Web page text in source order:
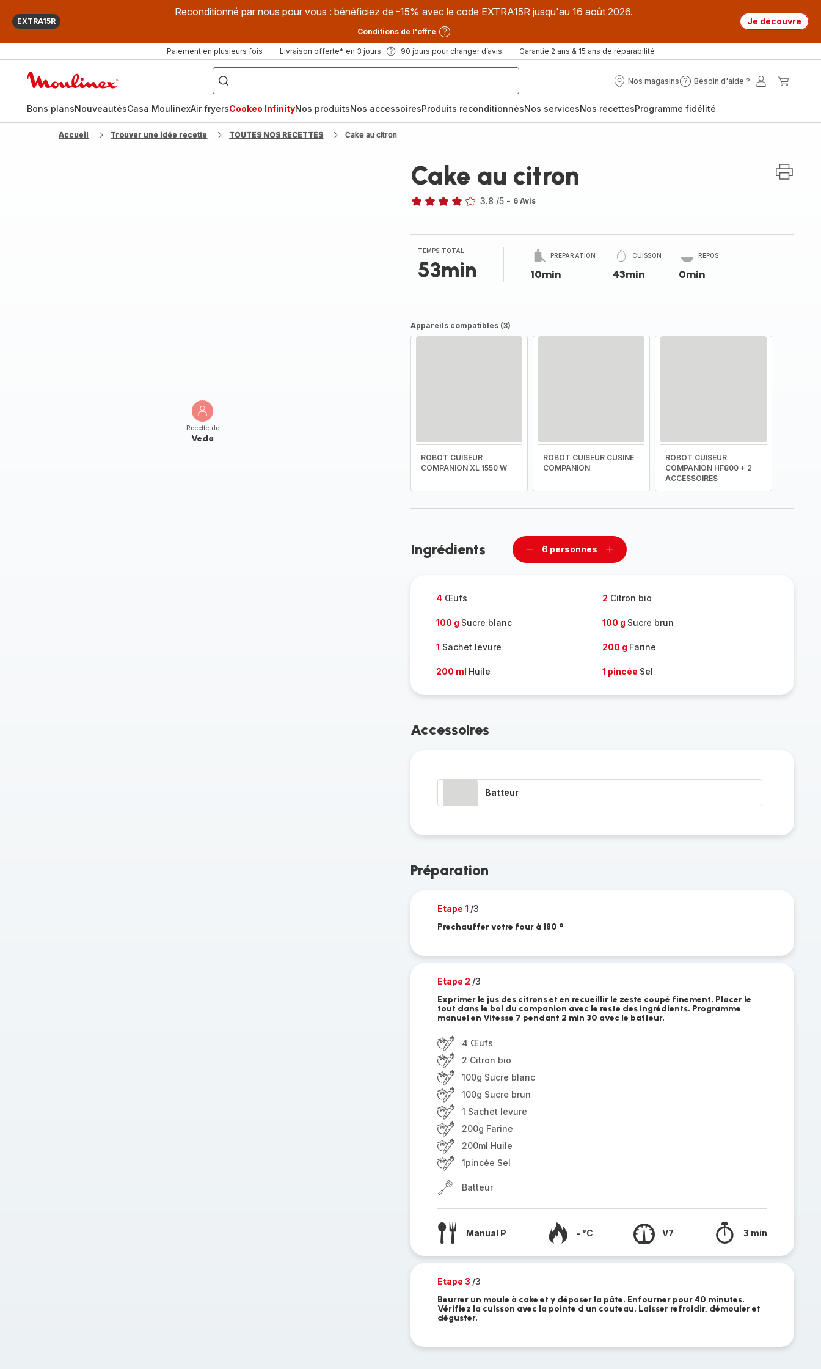
EXTRA15R
Reconditionné par nous pour vous : bénéficiez de -15% avec le code EXTRA15R jusqu'au 16 août 2026.
Conditions de l'offre
Je découvre
Paiement en plusieurs fois Livraison offerte* en 3 jours 90 jours pour changer d’avis Garantie 2 ans & 15 ans de réparabilité
["Que
recherchez-
vous
?",
fryer",
"Companion"]
Nos magasins
Nos
Besoin d'aide ?
Besoin
?
Mon
Bons plansNouveautésCasa MoulinexAir fryersCookeo InfinityNos produitsNos accessoiresProduits reconditionnésNos servicesNos recettesProgramme fidélité
Accueil Trouver une idée recette TOUTES NOS RECETTES Cake au citron
Recette de
Veda
Cake au citron
3.8 /5 - 6 Avis
TEMPS TOTAL
53min
PRÉPARATION
10min
CUISSON
43min
REPOS
0min
Appareils compatibles (3)
ROBOT CUISEUR
COMPANION XL 1550 W
ROBOT CUISEUR CUSINE
COMPANION
ROBOT CUISEUR
COMPANION HF800 + 2
ACCESSOIRES
Ingrédients
Supprimer
6 personnes
Ajouter
4Œufs 2 Citron bio
100 g Sucre blanc 100 g Sucre brun
1 Sachet levure 200 g Farine
200 ml Huile 1 pincée Sel
Accessoires
Batteur
Préparation
Etape 1 /3
Prechauffer votre four à 180 °
Etape 2 /3
Exprimer le jus des citrons et en recueillir le zeste coupé finement. Placer le
tout dans le bol du companion avec le reste des ingrédients. Programme
manuel en Vitesse 7 pendant 2 min 30 avec le batteur.
4 Œufs
2 Citron bio
100g Sucre blanc
100g Sucre brun
1 Sachet levure
200g Farine
200ml Huile
1pincée Sel
Batteur
Manual P - °C V7 3 min
Etape 3 /3
Beurrer un moule à cake et y déposer la pâte. Enfourner pour 40 minutes.
Vérifiez la cuisson avec la pointe d un couteau. Laisser refroidir, démouler et
déguster.